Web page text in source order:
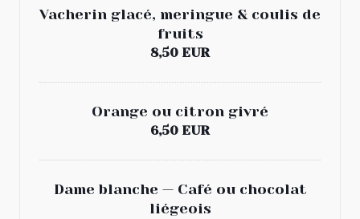
Vacherin glacé, meringue & coulis de
fruits
8,50 EUR
Orange ou citron givré
6,50 EUR
Dame blanche — Café ou chocolat
liégeois